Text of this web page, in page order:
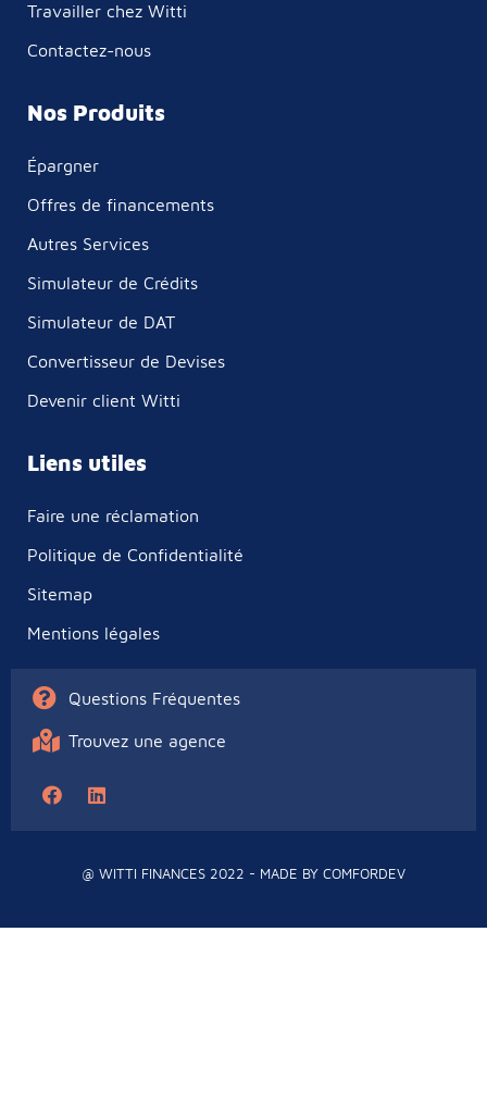
Travailler chez Witti
Contactez-nous
Nos Produits
Épargner
Offres de financements
Autres Services
Simulateur de Crédits
Simulateur de DAT
Convertisseur de Devises
Devenir client Witti
Liens utiles
Faire une réclamation
Politique de Confidentialité
Sitemap
Mentions légales
Questions Fréquentes
Trouvez une agence
@ WITTI FINANCES 2022 - MADE BY COMFORDEV